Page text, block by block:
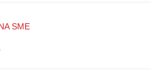
SME